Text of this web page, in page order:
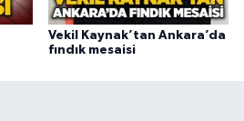
Vekil Kaynak’tan Ankara’da
fındık mesaisi